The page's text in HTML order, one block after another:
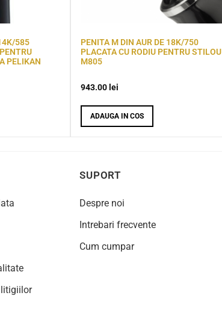
585
PELIKAN
PENITA M DIN AUR DE 18K/750
PLACATA CU RODIU PENTRU STILOU
M805
943.00 lei
ADAUGA IN COS
SUPORT
Despre noi
Intrebari frecvente
Cum cumpar